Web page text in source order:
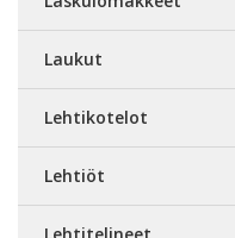
Laukut
Lehtikotelot
Lehtiöt